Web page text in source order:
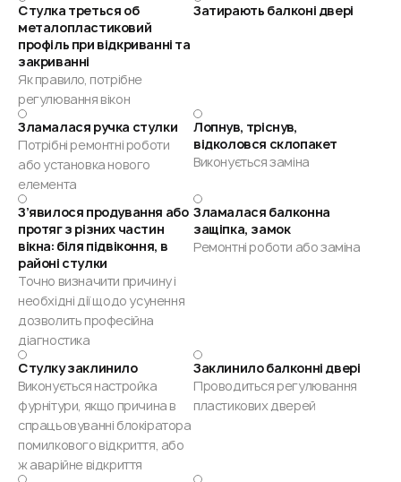
Стулка треться об
металопластиковий
профіль при відкриванні та
закриванні
Як правило, потрібне
регулювання вікон
Затирають балконі двері
Зламалася ручка стулки
Потрібні ремонтні роботи
або установка нового
елемента
Лопнув, тріснув,
відколовся склопакет
Виконується заміна
З’явилося продування або
протяг з різних частин
вікна: біля підвіконня, в
районі стулки
Точно визначити причину і
необхідні дії щодо усунення
дозволить професійна
діагностика
Зламалася балконна
защіпка, замок
Ремонтні роботи або заміна
Стулку заклинило
Виконується настройка
фурнітури, якщо причина в
спрацьовуванні блокіратора
помилкового відкриття, або
ж аварійне відкриття
Заклинило балконні двері
Проводиться регулювання
пластикових дверей